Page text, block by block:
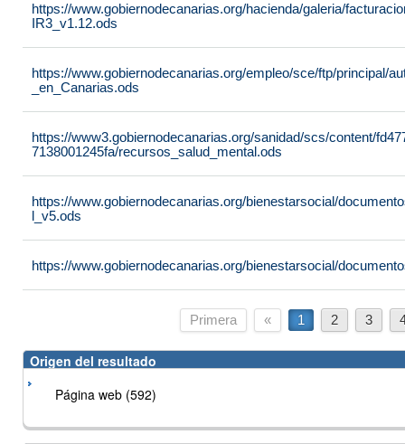
https://www.gobiernodecanarias.org/hacienda/galeria/
IR3_v1.12.ods
https://www.gobiernodecanarias.org/empleo/sce/ftp/principal/
_en_Canarias.ods
https://www3.gobiernodecanarias.org/sanidad/scs/content/
7138001245fa/recursos_salud_mental.ods
https://www.gobiernodecanarias.org/bienestarsocial/
l_v5.ods
https://www.gobiernodecanarias.org/bienestarsocial/
Primera « 1 2 3
Origen del resultado
Página web (592)